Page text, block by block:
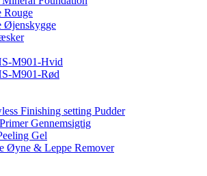
Rouge
Øjenskygge
M901-Hvid
M901-Rød
Finishing setting Pudder
Gennemsigtig
Gel
Øyne & Leppe Remover